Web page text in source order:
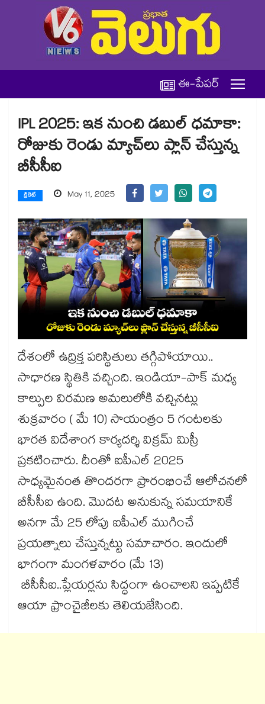
ఈ-పేపర్
IPL 2025: ఇక నుంచి డబుల్ ధమాకా:
రోజుకు రెండు మ్యాచ్‌లు ప్లాన్ చేస్తున్న
బీసీసీఐ
క్రికెట్ May 11, 2025
దేశంలో ఉద్రిక్త పరిస్థితులు తగ్గిపోయాయి..
సాధారణ స్థితికి వచ్చింది. ఇండియా-పాక్ మధ్య
కాల్పుల విరమణ అమలులోకి వచ్చినట్లు
శుక్రవారం ( మే 10) సాయంత్రం 5 గంటలకు
భారత విదేశాంగ కార్యదర్శి విక్రమ్ మిస్రీ
ప్రకటించారు. దీంతో ఐపీఎల్ 2025
సాధ్యమైనంత తొందరగా ప్రారంభించే ఆలోచనలో
బీసీసీఐ ఉంది. మొదట అనుకున్న సమయానికే
అనగా మే 25 లోపు ఐపీఎల్ ముగించే
ప్రయత్నాలు చేస్తున్నట్టు సమాచారం. ఇందులో
భాగంగా మంగళవారం (మే 13)
బీసీసీఐ..ప్లేయర్లను సిద్ధంగా ఉంచాలని ఇప్పటికే
ఆయా ఫ్రాంచైజీలకు తెలియజేసింది.